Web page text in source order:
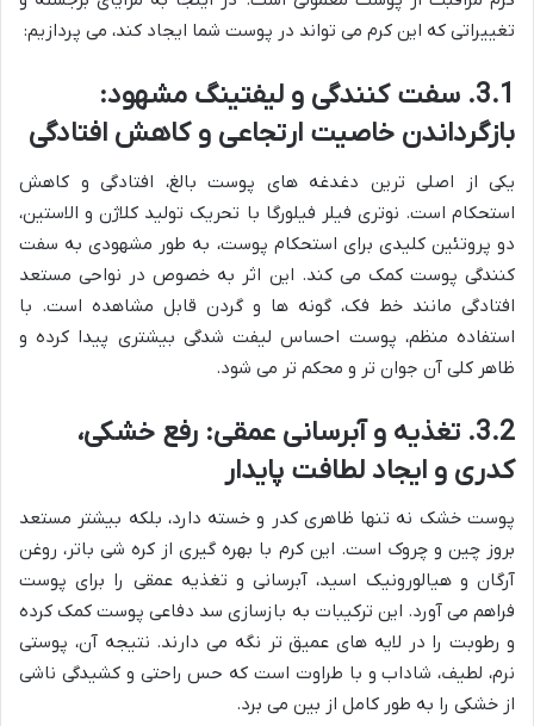
تغییراتی که این کرم می تواند در پوست شما ایجاد کند، می پردازیم:
3.1. سفت کنندگی و لیفتینگ مشهود:
بازگرداندن خاصیت ارتجاعی و کاهش افتادگی
یکی از اصلی ترین دغدغه های پوست بالغ، افتادگی و کاهش
استحکام است. نوتری فیلر فیلورگا با تحریک تولید کلاژن و الاستین،
دو پروتئین کلیدی برای استحکام پوست، به طور مشهودی به سفت
کنندگی پوست کمک می کند. این اثر به خصوص در نواحی مستعد
افتادگی مانند خط فک، گونه ها و گردن قابل مشاهده است. با
استفاده منظم، پوست احساس لیفت شدگی بیشتری پیدا کرده و
ظاهر کلی آن جوان تر و محکم تر می شود.
3.2. تغذیه و آبرسانی عمقی: رفع خشکی،
کدری و ایجاد لطافت پایدار
پوست خشک نه تنها ظاهری کدر و خسته دارد، بلکه بیشتر مستعد
بروز چین و چروک است. این کرم با بهره گیری از کره شی باتر، روغن
آرگان و هیالورونیک اسید، آبرسانی و تغذیه عمقی را برای پوست
فراهم می آورد. این ترکیبات به بازسازی سد دفاعی پوست کمک کرده
و رطوبت را در لایه های عمیق تر نگه می دارند. نتیجه آن، پوستی
نرم، لطیف، شاداب و با طراوت است که حس راحتی و کشیدگی ناشی
از خشکی را به طور کامل از بین می برد.